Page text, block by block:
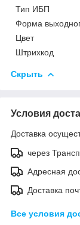
Тип ИБП
Форма
Цвет
Штрихкод
Скрыть
Условия
Доставка
через
Адресная
Доставка
Все условия